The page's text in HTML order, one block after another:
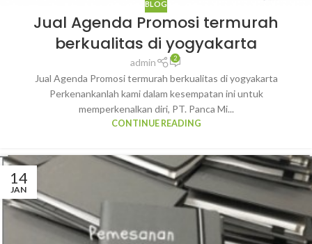
BLOG
Jual Agenda Promosi termurah
berkualitas di yogyakarta
admin 2
Jual Agenda Promosi termurah berkualitas di yogyakarta
Perkenankanlah kami dalam kesempatan ini untuk
memperkenalkan diri, PT. Panca Mi...
CONTINUE READING
14
JAN